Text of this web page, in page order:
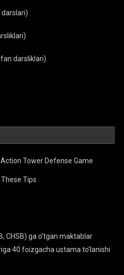
darsliklari)
Tower Defense Game
Tips
CHSB) ga o’tgan maktablar
40 foizgacha ustama to’lanishi